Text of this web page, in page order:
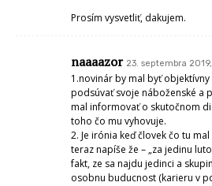
Prosím vysvetliť, dakujem.
naaaazor 23. septembra 2019,
1.novinár by mal byť
podsúvať svoje náboženské a
mal informovať o skutočnom
toho čo mu vyhovuje.
2. Je irónia keď človek čo tu
teraz napíše že – „za jedinu
fakt, ze sa najdu jedinci a
osobnu buducnost (karieru v